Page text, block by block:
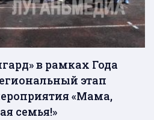
в рамках Года
этап
«Мама,
семья!»